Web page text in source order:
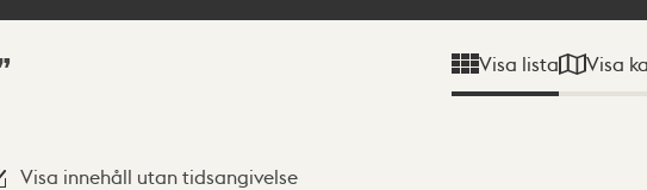
Visa lista Visa
Visa innehåll utan tidsangivelse